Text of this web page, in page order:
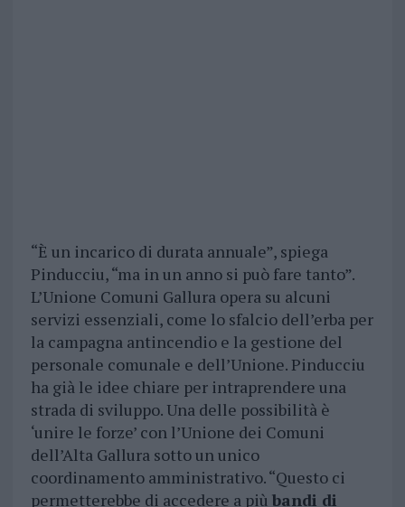
“È un incarico di durata annuale”, spiega
Pinducciu, “ma in un anno si può fare tanto”.
L’Unione Comuni Gallura opera su alcuni
servizi essenziali, come lo sfalcio dell’erba per
la campagna antincendio e la gestione del
personale comunale e dell’Unione. Pinducciu
ha già le idee chiare per intraprendere una
strada di sviluppo. Una delle possibilità è
‘unire le forze’ con l’Unione dei Comuni
dell’Alta Gallura sotto un unico
coordinamento amministrativo. “Questo ci
permetterebbe di accedere a più bandi di